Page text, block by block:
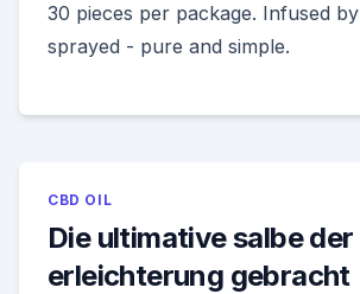
30 pieces per package. Infused
sprayed - pure and simple.
CBD OIL
Die ultimative salbe
erleichterung gebracht